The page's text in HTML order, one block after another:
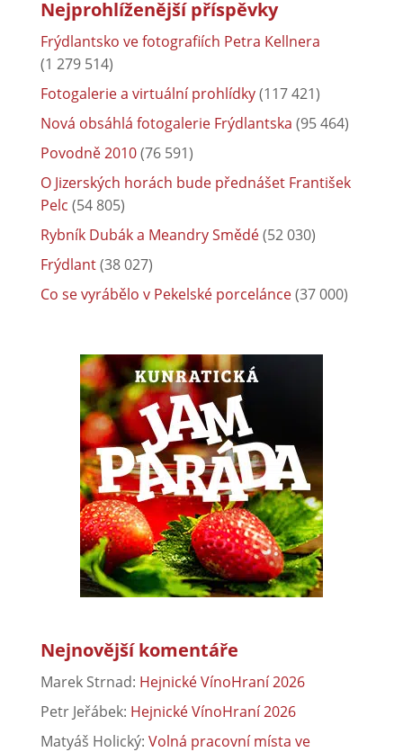
Nejprohlíženější příspěvky
Frýdlantsko ve fotografiích Petra Kellnera
(1 279 514)
Fotogalerie a virtuální prohlídky(117 421)
Nová obsáhlá fotogalerie Frýdlantska (95 464)
Povodně 2010(76 591)
O Jizerských horách bude přednášet František
Pelc (54 805)
Rybník Dubák a Meandry Smědé(52 030)
Frýdlant(38 027)
Co se vyrábělo v Pekelské porcelánce(37 000)
Nejnovější komentáře
Marek Strnad: Hejnické VínoHraní 2026
Petr Jeřábek: Hejnické VínoHraní 2026
Matyáš Holický: Volná pracovní místa ve